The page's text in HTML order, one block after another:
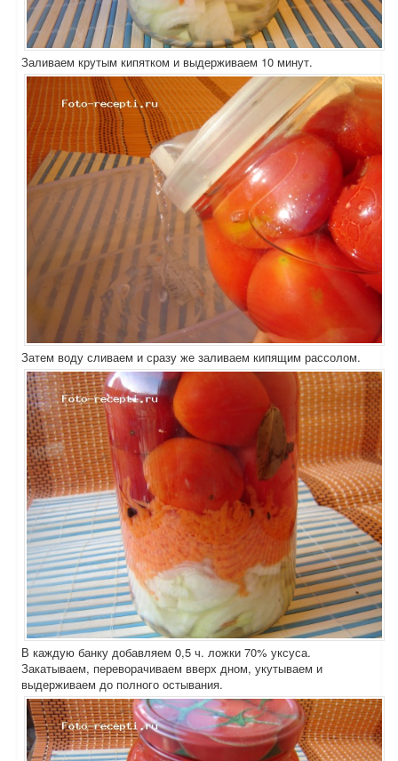
Заливаем крутым кипятком и выдерживаем 10 минут.
Затем воду сливаем и сразу же заливаем кипящим рассолом.
В каждую банку добавляем 0,5 ч. ложки 70% уксуса.
Закатываем, переворачиваем вверх дном, укутываем и
выдерживаем до полного остывания.